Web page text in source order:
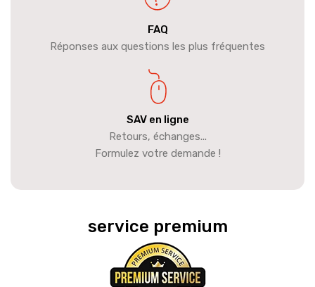
FAQ
Réponses aux questions les plus fréquentes
SAV en ligne
Retours, échanges...
Formulez votre demande !
service premium